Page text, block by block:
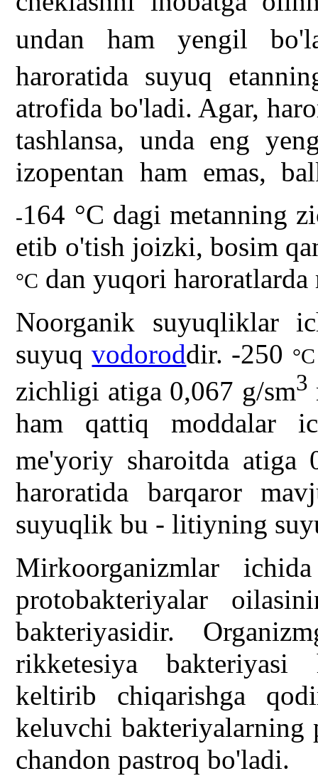
undan ham yengil
haroratida suyuq
atrofida bo'ladi. Agar,
tashlansa, unda eng
izopentan ham emas,
-164 °C dagi metanning
etib o'tish joizki, bosim
°C dan yuqori
Noorganik suyuqliklar
suyuqvodoroddir. -250 °C
zichligi atiga 0,067 g/sm3
ham qattiq moddalar
me'yoriy sharoitda atiga
haroratida barqaror
suyuqlik bu - litiyning
Mirkoorganizmlar
protobakteriyalar
bakteriyasidir.
rikketesiya bakteriyasi
keltirib chiqarishga
keluvchi bakteriyalarning
chandon pastroq bo'ladi.